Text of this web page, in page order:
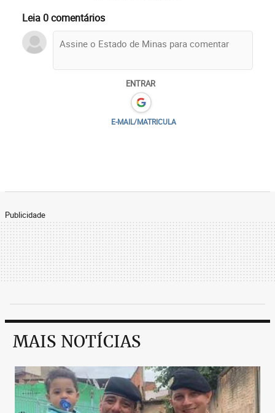
Leia 0 comentários
ENTRAR
E-MAIL/MATRICULA
Publicidade
MAIS NOTÍCIAS